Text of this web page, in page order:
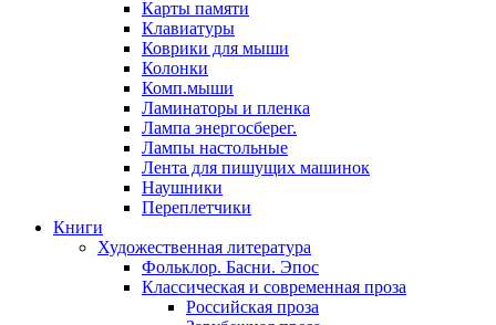
Карты памяти
Клавиатуры
Коврики для мыши
Колонки
Комп.мыши
Ламинаторы и пленка
Лампа энергосберег.
Лампы настольные
Лента для пишущих машинок
Наушники
Переплетчики
Книги
Художественная литература
Фольклор. Басни. Эпос
Классическая и современная проза
Российская проза